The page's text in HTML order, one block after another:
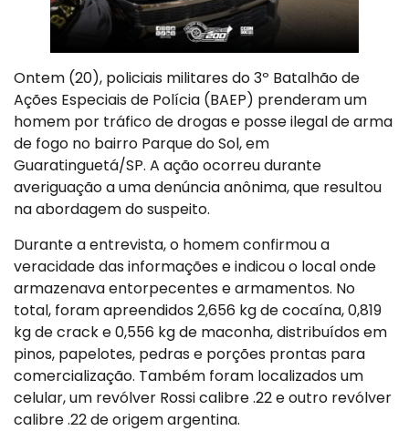
Ontem (20), policiais militares do 3º Batalhão de
Ações Especiais de Polícia (BAEP) prenderam um
homem por tráfico de drogas e posse ilegal de arma
de fogo no bairro Parque do Sol, em
Guaratinguetá/SP. A ação ocorreu durante
averiguação a uma denúncia anônima, que resultou
na abordagem do suspeito.
Durante a entrevista, o homem confirmou a
veracidade das informações e indicou o local onde
armazenava entorpecentes e armamentos. No
total, foram apreendidos 2,656 kg de cocaína, 0,819
kg de crack e 0,556 kg de maconha, distribuídos em
pinos, papelotes, pedras e porções prontas para
comercialização. Também foram localizados um
celular, um revólver Rossi calibre .22 e outro revólver
calibre .22 de origem argentina.